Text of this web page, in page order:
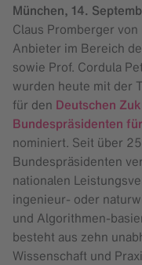
München, 14.
Claus Promberger von
Anbieter im Bereich
sowie Prof. Cordula
wurden heute mit der
für den Deutschen
Bundespräsidenten
nominiert. Seit über
Bundespräsidenten
nationalen
ingenieur- oder
und Algorithmen-
besteht aus zehn
Wissenschaft und